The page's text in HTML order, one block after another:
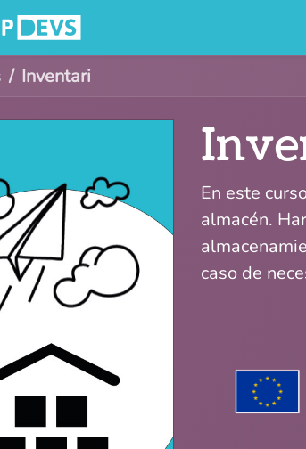
Inventari
En este
almacén.
caso de